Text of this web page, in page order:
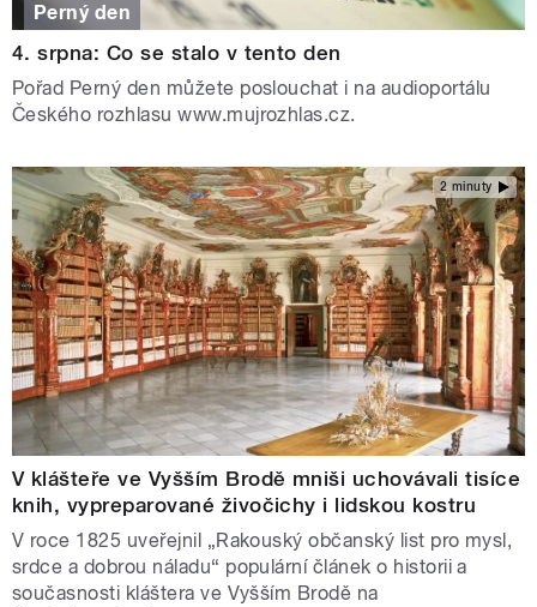
Perný den
4. srpna: Co se stalo v tento den
Pořad Perný den můžete poslouchat i na audioportálu
Českého rozhlasu www.mujrozhlas.cz.
2 minuty
V klášteře ve Vyšším Brodě mniši uchovávali tisíce
knih, vypreparované živočichy i lidskou kostru
V roce 1825 uveřejnil „Rakouský občanský list pro mysl,
srdce a dobrou náladu“ populární článek o historii a
současnosti kláštera ve Vyšším Brodě na